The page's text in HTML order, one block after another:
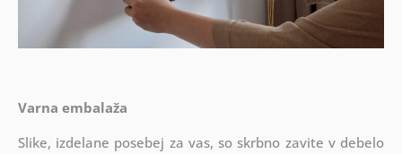
Varna embalaža
Slike, izdelane posebej za vas, so skrbno zavite v debelo